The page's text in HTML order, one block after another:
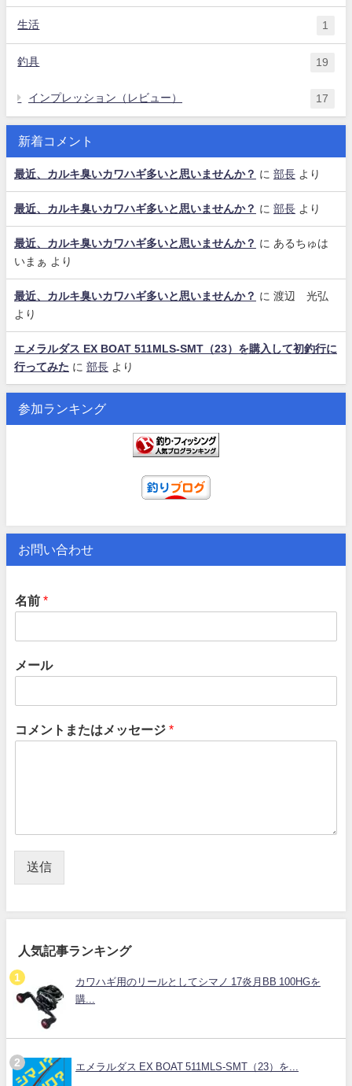
生活 1
釣具 19
インプレッション（レビュー） 17
新着コメント
最近、カルキ臭いカワハギ多いと思いませんか？ に 部長 より
最近、カルキ臭いカワハギ多いと思いませんか？ に 部長 より
最近、カルキ臭いカワハギ多いと思いませんか？ に あるちゅは
いまぁ
より
最近、カルキ臭いカワハギ多いと思いませんか？ に 渡辺 光弘
より
エメラルダス EX BOAT 511MLS-SMT（23）を購入して初釣行に
行ってみた に 部長 より
参加ランキング
お問い合わせ
名前 *
メール
コメントまたはメッセージ *
送信
人気記事ランキング
カワハギ用のリールとしてシマノ 17炎月BB 100HGを
購...
エメラルダス EX BOAT 511MLS-SMT（23）を...